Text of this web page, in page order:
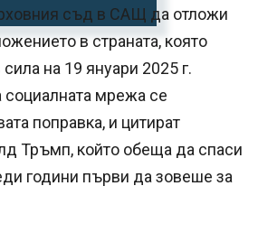
съд в САЩ да отложи
в страната, която
на 19 януари 2025 г.
социалната мрежа се
поправка, и цитират
Тръмп, който обеща да спаси
години първи да зовеше за